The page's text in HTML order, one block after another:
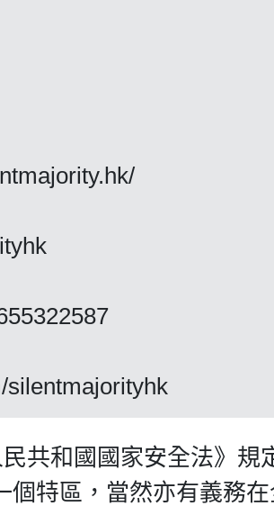
silentmajorityhk
共和國國家安全法》規
個特區，當然亦有義務